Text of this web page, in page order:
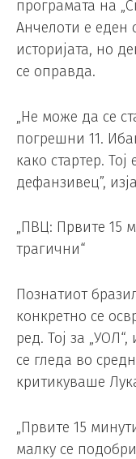
програмата на
Анчелоти е еден
историјата, но
се оправда.
„Не може да се
погрешни 11.
како стартер.
дефанзивец”,
„ПВЦ: Првите 15
трагични“
Познатиот
конкретно се
ред. Тој за
се гледа во
критикуваше
„Првите 15
малку се